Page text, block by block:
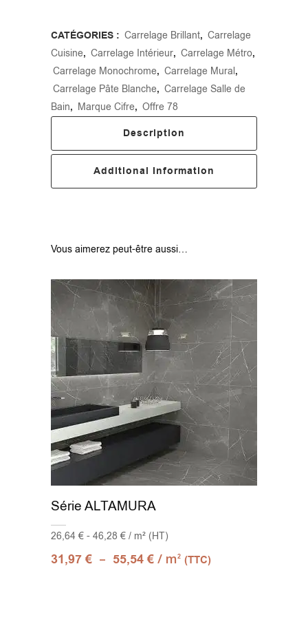
CATÉGORIES : Carrelage Brillant, Carrelage
Cuisine, Carrelage Intérieur, Carrelage Métro,
Carrelage Monochrome, Carrelage Mural,
Carrelage Pâte Blanche, Carrelage Salle de
Bain, Marque Cifre, Offre 78
Description
Additional Information
Vous aimerez peut-être aussi…
Série ALTAMURA
26,64 € - 46,28 € / m² (HT)
31,97€ – 55,54€ / m2 (TTC)